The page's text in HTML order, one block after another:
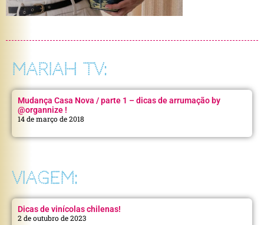
MARIAH TV:
Mudança Casa Nova / parte 1 – dicas de arrumação by
@organnize !
14 de março de 2018
VIAGEM:
Dicas de vinícolas chilenas!
2 de outubro de 2023